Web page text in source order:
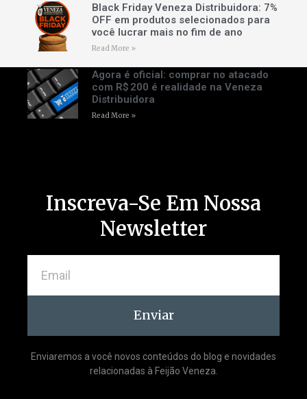
Black Friday Veneza Distribuidora: 7%
OFF em produtos selecionados para
você lucrar mais no fim de ano
Read More »
Agora é oficial: comprar no atacado
com R$ 200 é realidade na Veneza
Distribuidora
Read More »
Inscreva-Se Em Nossa
Newsletter
Enviar
Enviaremos a você novos conteúdos do blog e novidades
relacionadas à Feijão Veneza.